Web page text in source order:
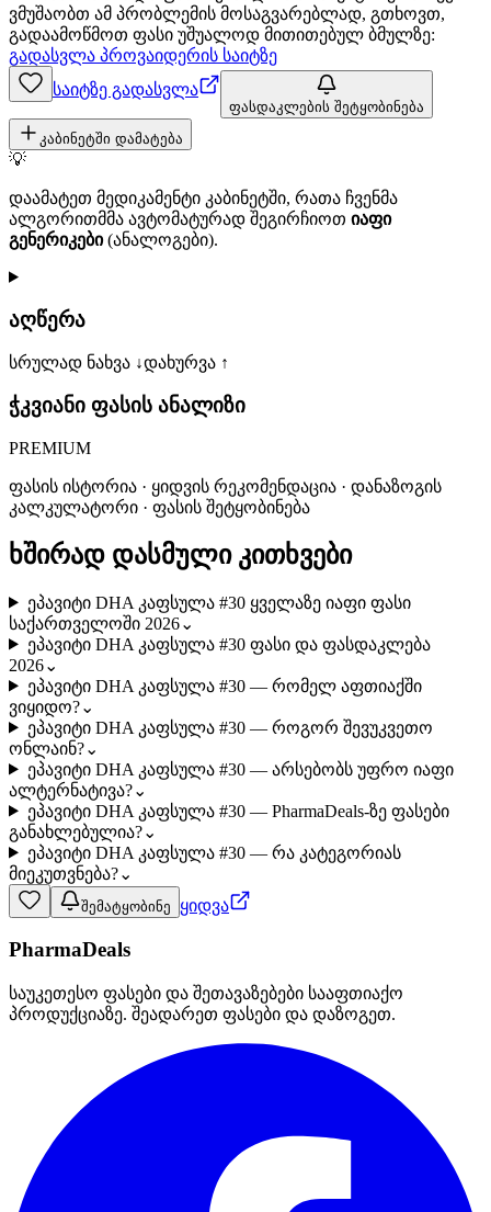
ვმუშაობთ ამ პრობლემის მოსაგვარებლად, გთხოვთ,
გადაამოწმოთ ფასი უშუალოდ მითითებულ ბმულზე:
გადასვლა პროვაიდერის საიტზე
საიტზე გადასვლა
ფასდაკლების შეტყობინება
კაბინეტში დამატება
💡
დაამატეთ მედიკამენტი კაბინეტში, რათა ჩვენმა
ალგორითმმა ავტომატურად შეგირჩიოთ იაფი
გენერიკები(ანალოგები).
აღწერა
სრულად ნახვა ↓დახურვა ↑
ჭკვიანი ფასის ანალიზი
PREMIUM
ფასის ისტორია · ყიდვის რეკომენდაცია · დანაზოგის
კალკულატორი · ფასის შეტყობინება
ხშირად დასმული კითხვები
ეპავიტი DHA კაფსულა #30 ყველაზე იაფი ფასი
საქართველოში 2026⌄
ეპავიტი DHA კაფსულა #30 ფასი და ფასდაკლება
2026⌄
ეპავიტი DHA კაფსულა #30 — რომელ აფთიაქში
ვიყიდო?⌄
ეპავიტი DHA კაფსულა #30 — როგორ შევუკვეთო
ონლაინ?⌄
ეპავიტი DHA კაფსულა #30 — არსებობს უფრო იაფი
ალტერნატივა?⌄
ეპავიტი DHA კაფსულა #30 — PharmaDeals-ზე ფასები
განახლებულია?⌄
ეპავიტი DHA კაფსულა #30 — რა კატეგორიას
მიეკუთვნება?⌄
შემატყობინე ყიდვა
PharmaDeals
საუკეთესო ფასები და შეთავაზებები სააფთიაქო
პროდუქციაზე. შეადარეთ ფასები და დაზოგეთ.